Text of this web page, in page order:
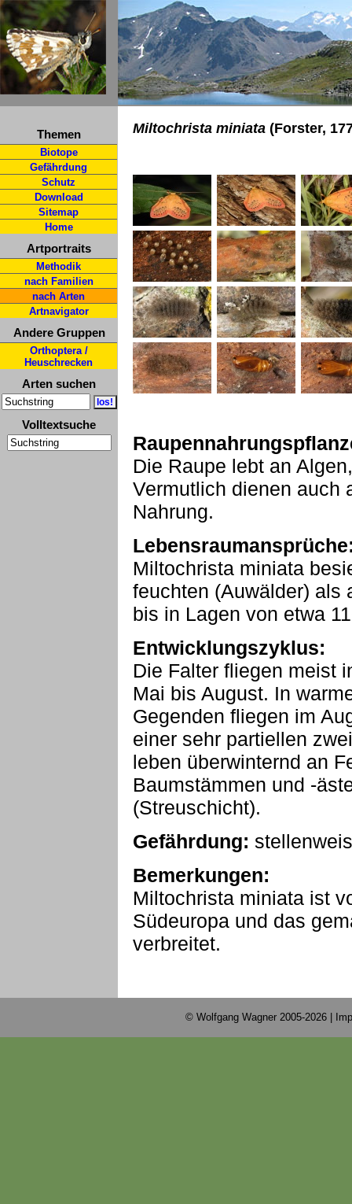
Themen
Biotope
Gefährdung
Schutz
Download
Sitemap
Home
Artportraits
Methodik
nach Familien
nach Arten
Artnavigator
Andere Gruppen
Orthoptera /
Heuschrecken
Arten suchen
Volltextsuche
Miltochrista miniata (Forster,
Die Raupe lebt an
Vermutlich dienen auch
Nahrung.
Miltochrista miniata
feuchten (Auwälder) als
bis in Lagen von etwa
Entwicklungszyklus:
Die Falter fliegen meist
Mai bis August. In
Gegenden fliegen im
einer sehr partiellen
leben überwinternd an
Baumstämmen und -
(Streuschicht).
Gefährdung:
Bemerkungen:
Miltochrista miniata ist
Südeuropa und das
verbreitet.
© Wolfgang Wagner 2005-2026 |